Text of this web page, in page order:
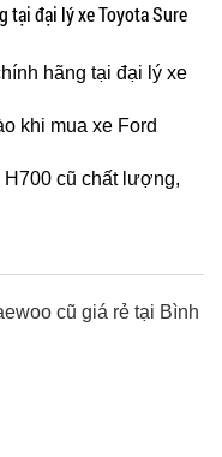
tại đại lý xe Toyota Sure
hãng tại đại lý xe
khi mua xe Ford
H700 cũ chất lượng,